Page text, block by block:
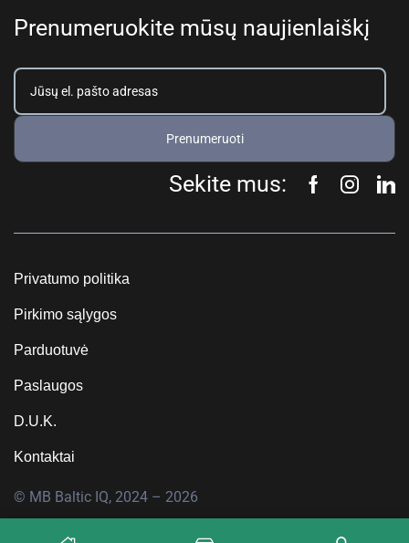
Prenumeruokite mūsų naujienlaiškį
Prenumeruoti
Sekite mus:
Privatumo politika
Pirkimo sąlygos
Parduotuvė
Paslaugos
D.U.K.
Kontaktai
© MB Baltic IQ, 2024 – 2026